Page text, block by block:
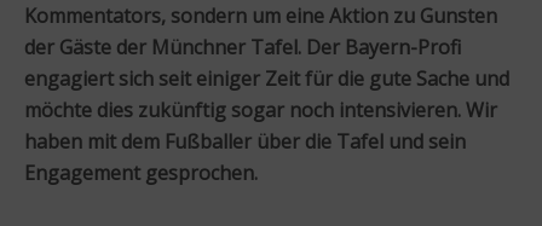
Kommentators, sondern um eine Aktion zu Gunsten
der Gäste der Münchner Tafel. Der Bayern-Profi
engagiert sich seit einiger Zeit für die gute Sache und
möchte dies zukünftig sogar noch intensivieren. Wir
haben mit dem Fußballer über die Tafel und sein
Engagement gesprochen.